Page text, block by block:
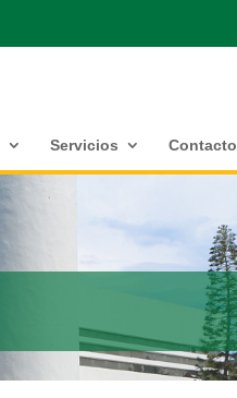
Servicios Contacto